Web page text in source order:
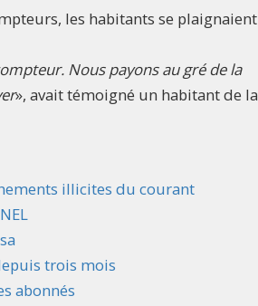
les habitants se plaignaient
Nous payons au gré de la
», avait témoigné un habitant de la
illicites du courant
trois mois
abonnés